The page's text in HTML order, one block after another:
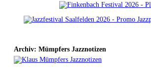
Archiv: Mümpfers Jazznotizen